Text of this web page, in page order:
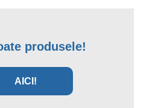
produsele!
AICI!